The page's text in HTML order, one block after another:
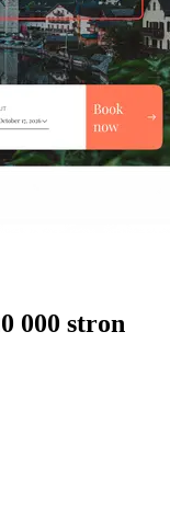
000 stron